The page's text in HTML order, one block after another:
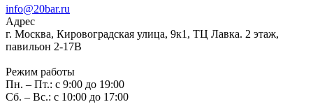
info@20bar.ru
Адрес
г. Москва, Кировоградская улица, 9к1, ТЦ Лавка. 2 этаж,
павильон 2-17В
Режим работы
Пн. – Пт.: с 9:00 до 19:00
Сб. – Вс.: с 10:00 до 17:00